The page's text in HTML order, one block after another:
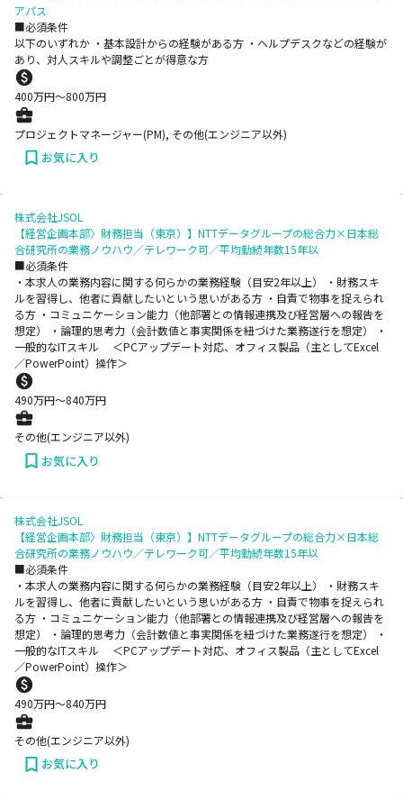
アパス
■必須条件
以下のいずれか ・基本設計からの経験がある方 ・ヘルプデスクなどの経験が
あり、対人スキルや調整ごとが得意な方
400万円〜800万円
プロジェクトマネージャー(PM), その他(エンジニア以外)
お気に入り
株式会社JSOL
【経営企画本部〉財務担当（東京）】NTTデータグループの総合力×日本総
合研究所の業務ノウハウ／テレワーク可／平均勤続年数15年以
■必須条件
・本求人の業務内容に関する何らかの業務経験（目安2年以上） ・財務スキ
ルを習得し、他者に貢献したいという思いがある方 ・自責で物事を捉えられ
る方 ・コミュニケーション能力（他部署との情報連携及び経営層への報告を
想定） ・論理的思考力（会計数値と事実関係を紐づけた業務遂行を想定） ・
一般的なITスキル ＜PCアップデート対応、オフィス製品（主としてExcel
／PowerPoint）操作＞
490万円〜840万円
その他(エンジニア以外)
お気に入り
株式会社JSOL
【経営企画本部〉財務担当（東京）】NTTデータグループの総合力×日本総
合研究所の業務ノウハウ／テレワーク可／平均勤続年数15年以
■必須条件
・本求人の業務内容に関する何らかの業務経験（目安2年以上） ・財務スキ
ルを習得し、他者に貢献したいという思いがある方 ・自責で物事を捉えられ
る方 ・コミュニケーション能力（他部署との情報連携及び経営層への報告を
想定） ・論理的思考力（会計数値と事実関係を紐づけた業務遂行を想定） ・
一般的なITスキル ＜PCアップデート対応、オフィス製品（主としてExcel
／PowerPoint）操作＞
490万円〜840万円
その他(エンジニア以外)
お気に入り